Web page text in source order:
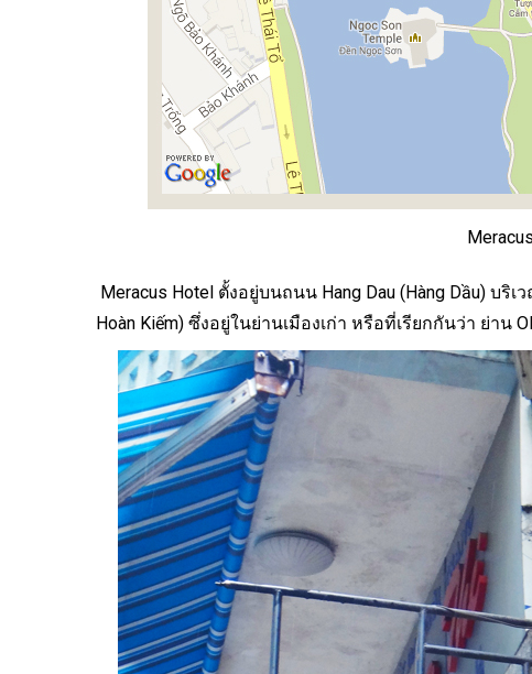
Meracus Hotel ตั้งอยู่บนถนน Hang Dau (Hàng Dầu) บริ
Hoàn Kiếm) ซึ่งอยู่ในย่านเมืองเก่า หรือที่เรียกกันว่า ย่าน